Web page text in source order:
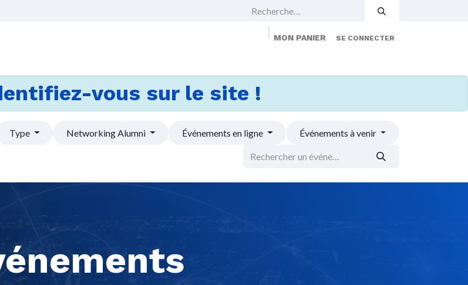
MON PANIER SE CONNECTER
vous sur le site !
Type Networking Alumni Événements en ligne Événements à venir